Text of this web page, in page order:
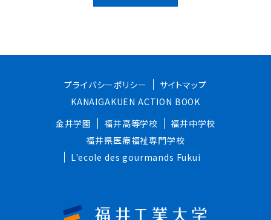
プライバシーポリシー
サイトマップ
KANAIGAKUEN ACTION BOOK
金井学園
福井高等学校
福井中学校
福井県医療福祉専門学校
L'ecole des gourmands Fukui